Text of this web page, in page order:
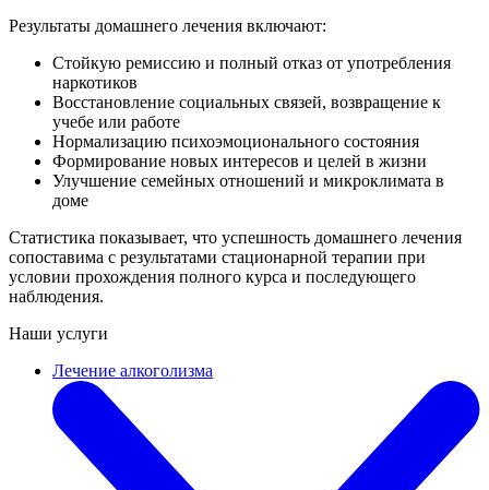
Результаты домашнего лечения включают:
Стойкую ремиссию и полный отказ от употребления
наркотиков
Восстановление социальных связей, возвращение к
учебе или работе
Нормализацию психоэмоционального состояния
Формирование новых интересов и целей в жизни
Улучшение семейных отношений и микроклимата в
доме
Статистика показывает, что успешность домашнего лечения
сопоставима с результатами стационарной терапии при
условии прохождения полного курса и последующего
наблюдения.
Наши услуги
Лечение алкоголизма